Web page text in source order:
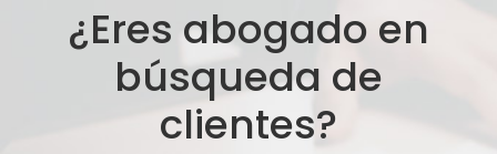
¿Eres abogado en
búsqueda de
clientes?